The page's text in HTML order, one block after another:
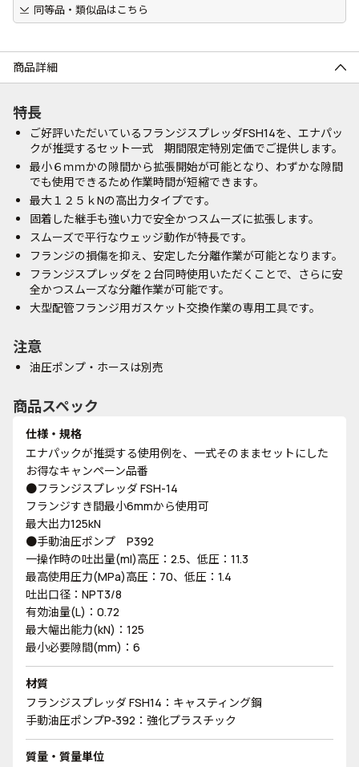
同等品・類似品はこちら
商品詳細
特長
ご好評いただいているフランジスプレッダFSH14を、エナパッ
クが推奨するセット一式 期間限定特別定価でご提供します。
最小６ｍｍかの隙間から拡張開始が可能となり、わずかな隙間
でも使用できるため作業時間が短縮できます。
最大１２５ｋNの高出力タイプです。
固着した継手も強い力で安全かつスムーズに拡張します。
スムーズで平行なウェッジ動作が特長です。
フランジの損傷を抑え、安定した分離作業が可能となります。
フランジスプレッダを２台同時使用いただくことで、さらに安
全かつスムーズな分離作業が可能です。
大型配管フランジ用ガスケット交換作業の専用工具です。
注意
油圧ポンプ・ホースは別売
商品スペック
仕様・規格
エナパックが推奨する使用例を、一式そのままセットにした
お得なキャンペーン品番
●フランジスプレッダ FSH-14
フランジすき間最小6mmから使用可
最大出力125kN
●手動油圧ポンプ P392
一操作時の吐出量(ml)高圧：2.5、低圧：11.3
最高使用圧力(MPa)高圧：70、低圧：1.4
吐出口径：NPT3/8
有効油量(L)：0.72
最大幅出能力(kN)：125
最小必要隙間(mm)：6
材質
フランジスプレッダ FSH14：キャスティング鋼
手動油圧ポンプP-392：強化プラスチック
質量・質量単位